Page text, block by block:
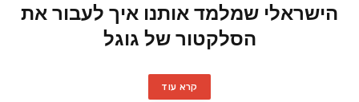
הישראלי שמלמד אותנו איך לעבור את
הסלקטור של גוגל
קרא עוד